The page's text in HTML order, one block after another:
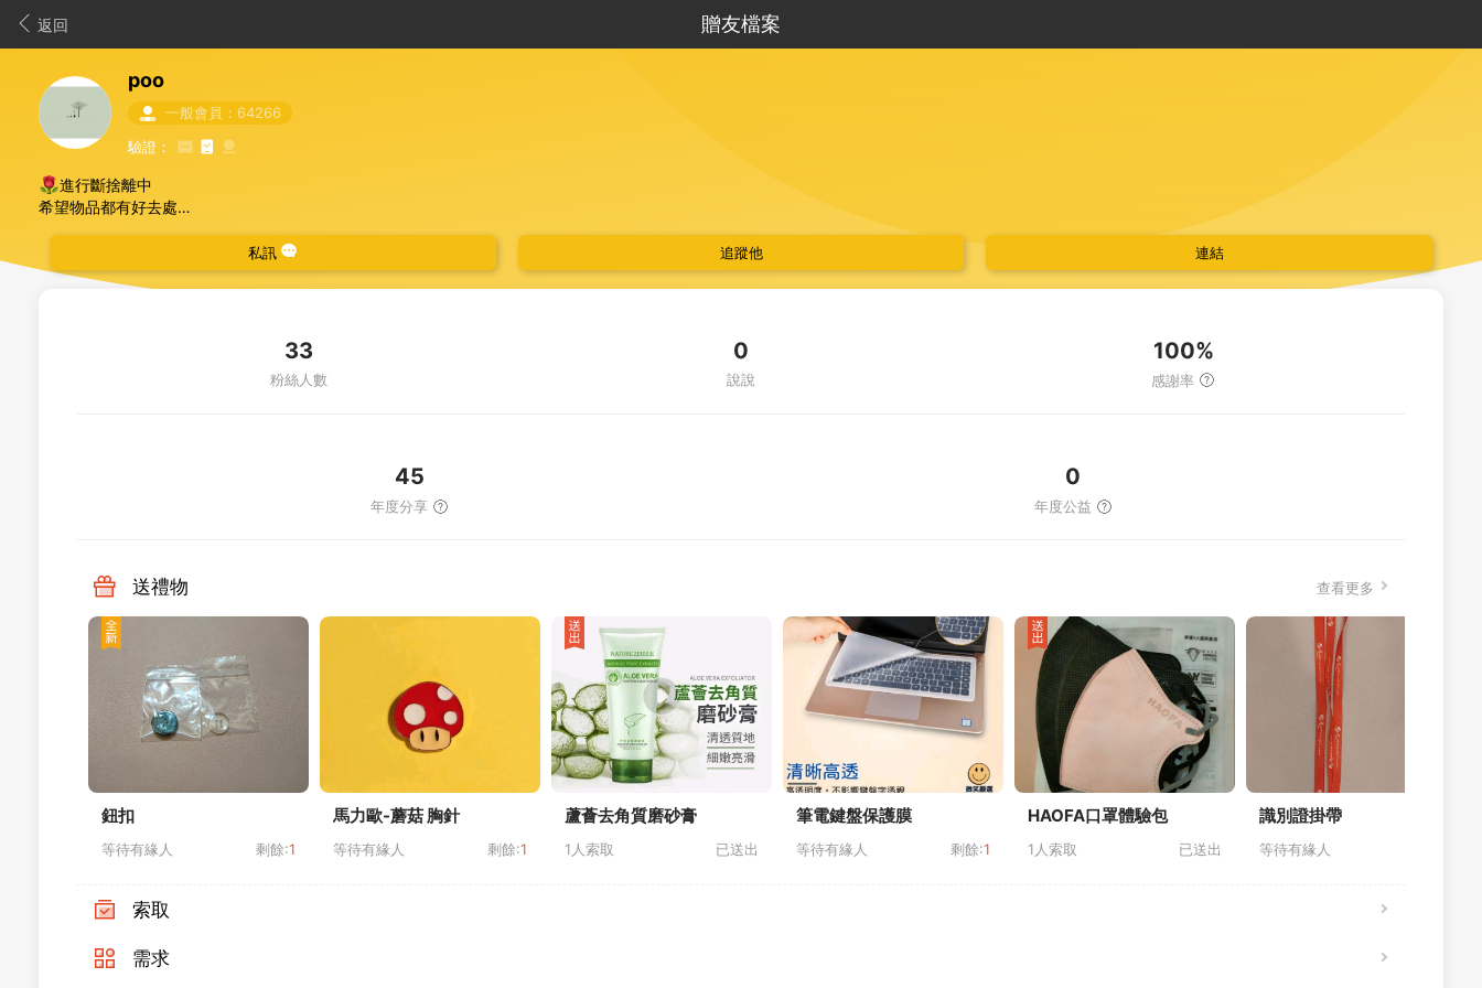
返回 贈友檔案
poo
一般會員：64266
驗證：
🌹進行斷捨離中
希望物品都有好去處
如果還完好 也希望對方可以繼續利用~~
寄送方式僅限7-11交貨便
（因郵局離家比較遠 須特別跑一趟）還請多諒解
私訊 追蹤他 連結
33
粉絲人數
0
說說
100%
感謝率
45
年度分享
0
年度公益
送禮物 查看更多
鈕扣
等待有緣人 剩餘:1
馬力歐-蘑菇 胸針
等待有緣人 剩餘:1
蘆薈去角質磨砂膏
1人索取 已送出
筆電鍵盤保護膜
等待有緣人 剩餘:1
HAOFA口罩體驗包
1人索取 已送出
識別證掛帶
等待有緣人
索取
需求